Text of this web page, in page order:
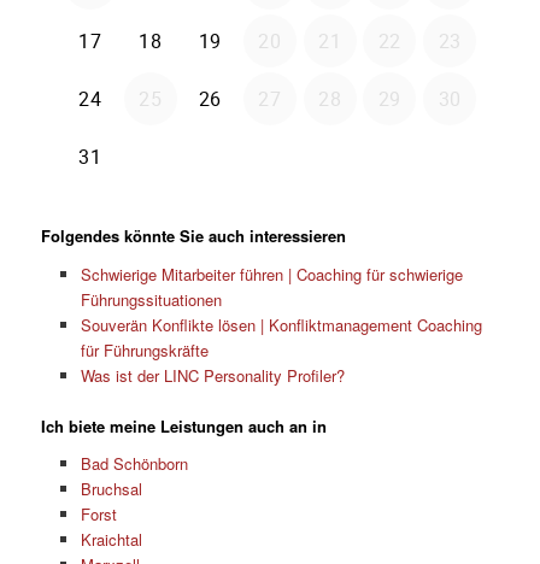
Folgendes könnte Sie auch interessieren
Schwierige Mitarbeiter führen | Coaching für schwierige
Führungssituationen
Souverän Konflikte lösen | Konfliktmanagement Coaching
für Führungskräfte
Was ist der LINC Personality Profiler?
Ich biete meine Leistungen auch an in
Bad Schönborn
Bruchsal
Forst
Kraichtal